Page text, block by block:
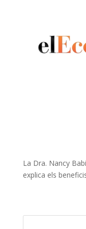
La Dra. Nancy
explica els